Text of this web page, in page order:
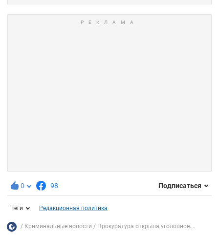
0 98 Подписаться
Теги Редакционная политика
Криминальные новости Прокуратура открыла уголовное...